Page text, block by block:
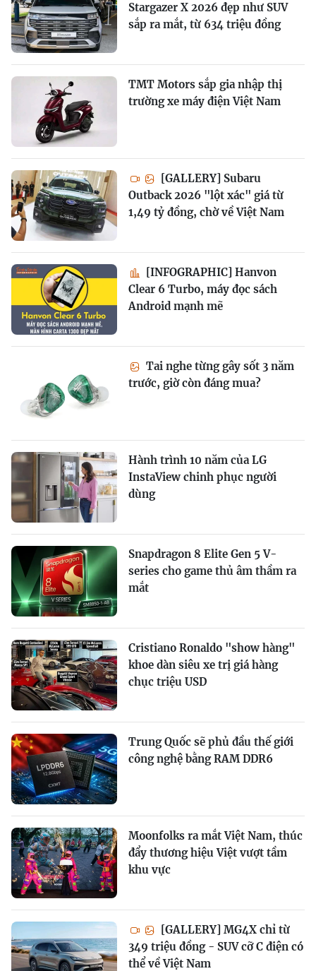
Stargazer X 2026 đẹp như SUV
sắp ra mắt, từ 634 triệu đồng
TMT Motors sắp gia nhập thị
trường xe máy điện Việt Nam
[GALLERY] Subaru
Outback 2026 "lột xác" giá từ
1,49 tỷ đồng, chờ về Việt Nam
[INFOGRAPHIC] Hanvon
Clear 6 Turbo, máy đọc sách
Android mạnh mẽ
Tai nghe từng gây sốt 3 năm
trước, giờ còn đáng mua?
Hành trình 10 năm của LG
InstaView chinh phục người
dùng
Snapdragon 8 Elite Gen 5 V-
series cho game thủ âm thầm ra
mắt
Cristiano Ronaldo "show hàng"
khoe dàn siêu xe trị giá hàng
chục triệu USD
Trung Quốc sẽ phủ đầu thế giới
công nghệ bằng RAM DDR6
Moonfolks ra mắt Việt Nam, thúc
đẩy thương hiệu Việt vượt tầm
khu vực
[GALLERY] MG4X chỉ từ
349 triệu đồng - SUV cỡ C điện có
thể về Việt Nam